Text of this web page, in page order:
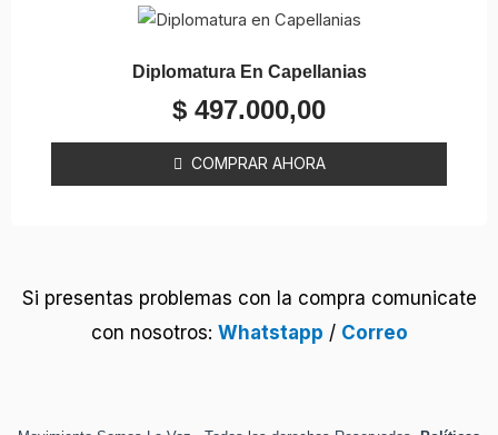
Diplomatura En Capellanias
$ 497.000,00
COMPRAR AHORA
Si presentas problemas con la compra comunicate
con nosotros: Whatstapp / Correo